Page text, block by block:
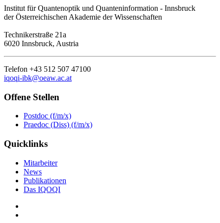
Institut für Quantenoptik und Quanteninformation - Innsbruck
der Österreichischen Akademie der Wissenschaften
Technikerstraße 21a
6020 Innsbruck, Austria
Telefon +43 512 507 47100
iqoqi-ibk@oeaw.ac.at
Offene Stellen
Postdoc (f/m/x)
Praedoc (Diss) (f/m/x)
Quicklinks
Mitarbeiter
News
Publikationen
Das IQOQI